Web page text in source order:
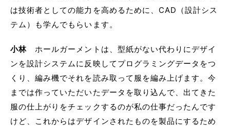
は技術者としての能力を高めるために、CAD（設計シス
テム）も学んでもらいます。
小林 ホールガーメントは、型紙がない代わりにデザイ
ンを設計システムに反映してプログラミングデータをつ
くり、編み機でそれを読み取って服を編み上げます。今
までは作っていただいたデータを取り込んで、出てきた
服の仕上がりをチェックするのが私の仕事だったんです
けど、これからはデザインされたものを製品にするため